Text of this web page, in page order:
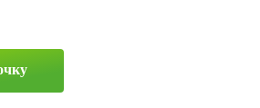
5x114.3
D56.1